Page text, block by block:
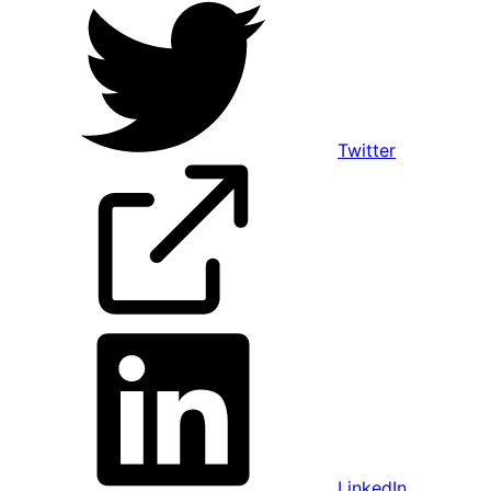
Twitter